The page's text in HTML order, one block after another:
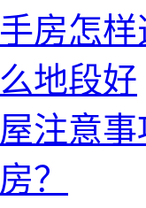
房怎样
地段好
注意事
？